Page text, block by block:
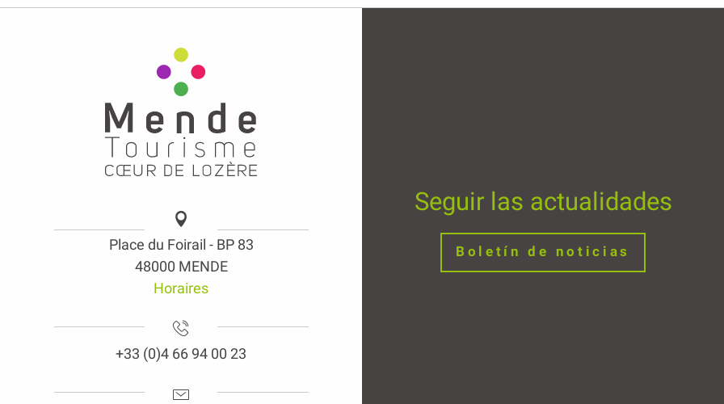
Place du Foirail - BP 83
48000 MENDE
Horaires
+33 (0)4 66 94 00 23
Seguir las actualidades
Boletín de noticias